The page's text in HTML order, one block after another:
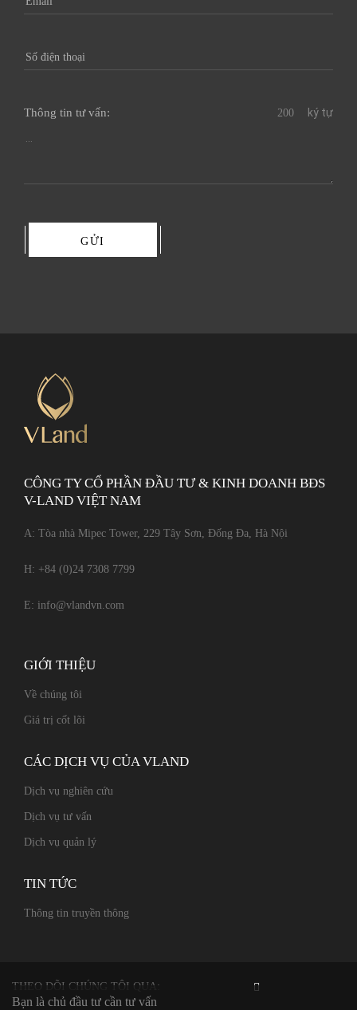
Bạn là chủ đầu tư cần tư vấn
Thông tin tư vấn: ký tự
GỬI
CÔNG TY CỔ PHẦN ĐẦU TƯ & KINH DOANH BĐS
V-LAND VIỆT NAM
A: Tòa nhà Mipec Tower, 229 Tây Sơn, Đống Đa, Hà Nội
H: +84 (0)24 7308 7799
E: info@vlandvn.com
GIỚI THIỆU
Về chúng tôi
Giá trị cốt lõi
CÁC DỊCH VỤ CỦA VLAND
Dịch vụ nghiên cứu
Dịch vụ tư vấn
Dịch vụ quản lý
TIN TỨC
Thông tin truyền thông
THEO DÕI CHÚNG TÔI QUA: